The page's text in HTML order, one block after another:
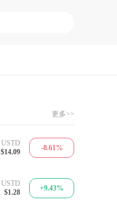
更多>>
USTD
$14.09
-8.61%
USTD
$1.28
+9.43%